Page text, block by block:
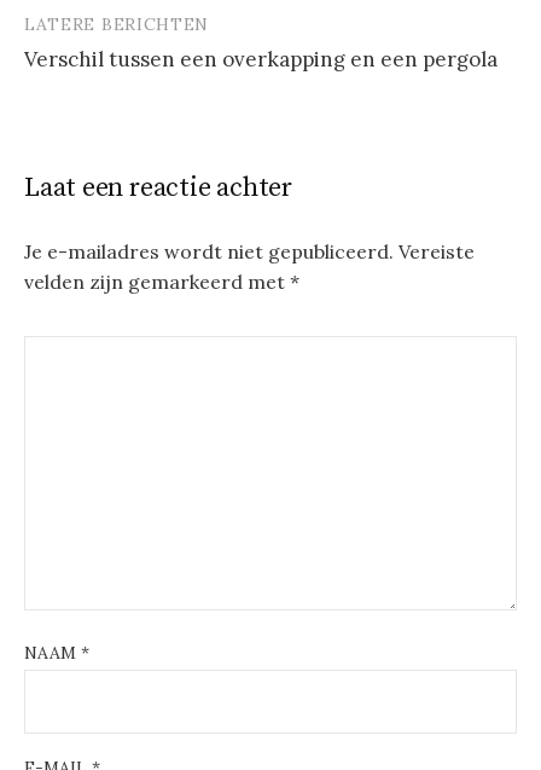
LATERE BERICHTEN
Verschil tussen een overkapping en een pergola
Laat een reactie achter
Je e-mailadres wordt niet gepubliceerd. Vereiste
velden zijn gemarkeerd met *
NAAM *